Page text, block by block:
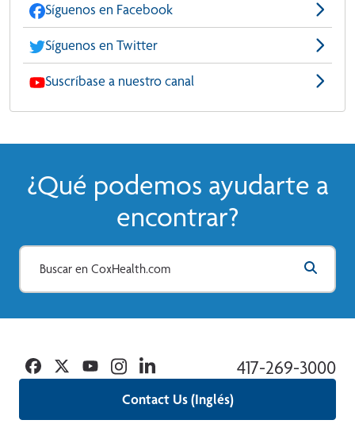
Síguenos en Facebook
Síguenos en Twitter
Suscríbase a nuestro canal
¿Qué podemos ayudarte a
encontrar?
Contact Us (Inglés)
417-269-3000
Facebook
TwitterYouTubeInstagramLinkedin